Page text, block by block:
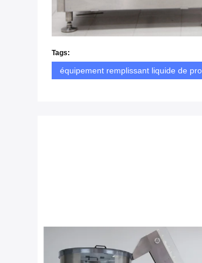
Tags:
équipement remplissant liquide de